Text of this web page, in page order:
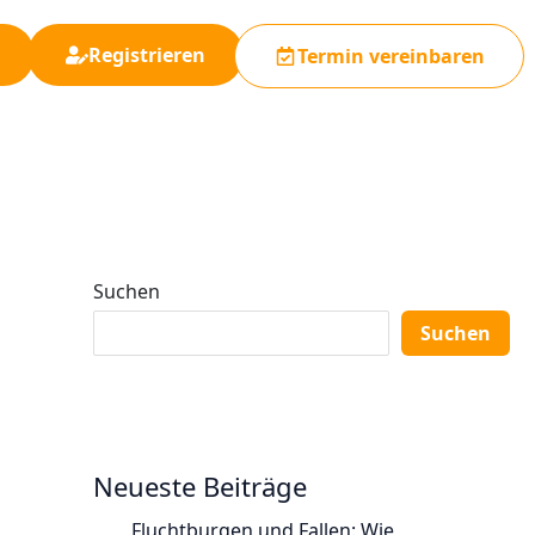
Registrieren Termin vereinbaren
Suchen
Suchen
Neueste Beiträge